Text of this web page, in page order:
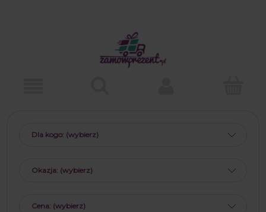
Dla kogo: (wybierz)
Okazja: (wybierz)
Cena: (wybierz)